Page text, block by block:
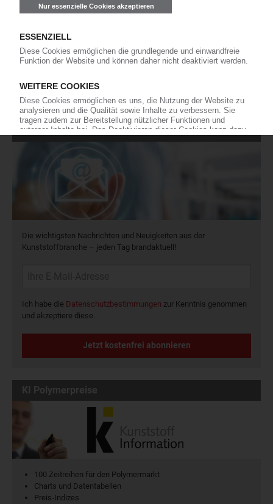
811
Veranstaltungen
Interviews
16
In eigener Sache
Newsletter
Die wichtigsten Nachrichten und Neuigkeiten aus der
Kunststoffbranche – jeden Tag brandaktuell!
Ich habe die Datenschutzbestimmungen zur Kenntnis genommen
und akzeptiere diese.
Jetzt kostenfrei abonnieren
KI Polymerpreise
100 Zeitreihen für den Polymermarkt
Charts und Datentabellen
Preis-Indizes